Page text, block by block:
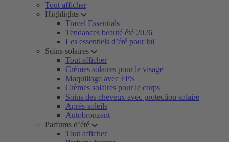
Tout afficher
Highlights
Travel Essentials
Tendances beauté été 2026
Les essentiels d’été pour lui
Soins solaires
Tout afficher
Crèmes solaires pour le visage
Maquillage avec FPS
Crèmes solaires pour le corps
Soins des cheveux avec protection solaire
Après-soleils
Autobronzant
Parfums d’été
Tout afficher